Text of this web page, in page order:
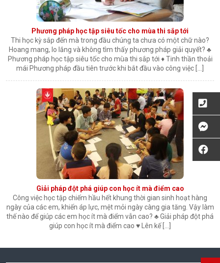
Phương pháp học tập siêu tốc cho mùa thi sắp tới
Thi học kỳ sắp đến mà trong đầu chúng ta chưa có một chữ nào?
Hoang mang, lo lắng và không tìm thấy phương pháp giải quyết? ♣
Phương pháp học tập siêu tốc cho mùa thi sắp tới ♦ Tinh thần thoải
mái Phương pháp đầu tiên trước khi bắt đầu vào công việc […]
Giải pháp đột phá giúp con học ít mà điểm cao
Công việc học tập chiếm hầu hết khung thời gian sinh hoạt hàng
ngày của các em, khiến áp lực, mệt mỏi ngày càng gia tăng. Vậy làm
thế nào để giúp các em học ít mà điểm vẫn cao? ♣ Giải pháp đột phá
giúp con học ít mà điểm cao ♥ Lên kế […]